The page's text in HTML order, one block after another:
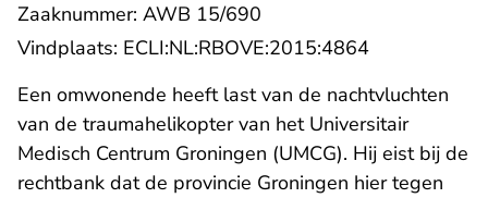
Zaaknummer: AWB 15/690
Vindplaats: ECLI:NL:RBOVE:2015:4864- U verlaat
Een omwonende heeft last van de nachtvluchten
van de traumahelikopter van het Universitair
Medisch Centrum Groningen (UMCG). Hij eist bij de
rechtbank dat de provincie Groningen hier tegen